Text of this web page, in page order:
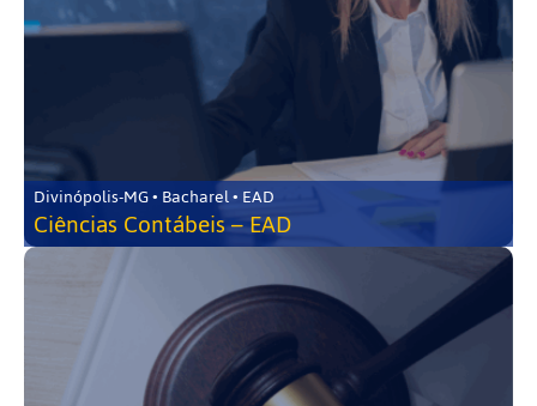
Divinópolis-MG • Bacharel • EAD
Ciências Contábeis – EAD